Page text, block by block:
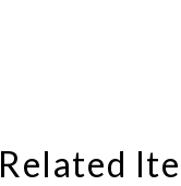
Related